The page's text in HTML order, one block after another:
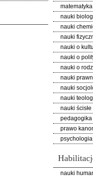
matematyka
nauki
nauki
nauki
nauki o
nauki o
nauki o
nauki
nauki
nauki
nauki
pedagogika
prawo
psychologia
nauki